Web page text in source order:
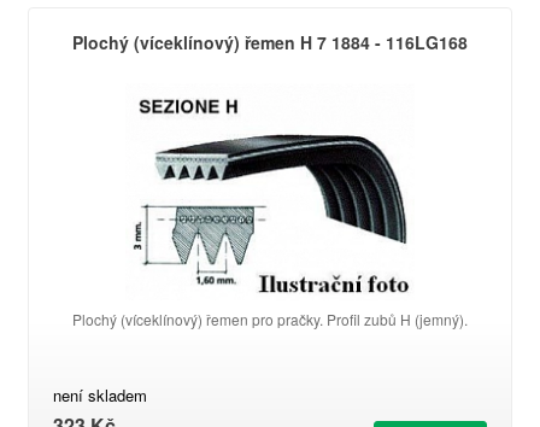
Plochý (víceklínový) řemen H 7 1884 - 116LG168
Plochý (víceklínový) řemen pro pračky. Profil zubů H (jemný).
není skladem